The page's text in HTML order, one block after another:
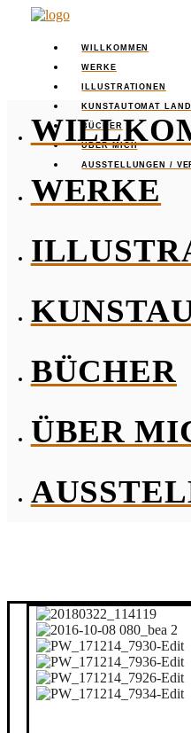
WILLKOMMEN
WERKE
ILLUSTRATIONEN
KUNSTAUTOMAT
BÜCHER
ÜBER MICH
AUSSTELLUNGEN /
WERKE
BÜCHER
ÜBER